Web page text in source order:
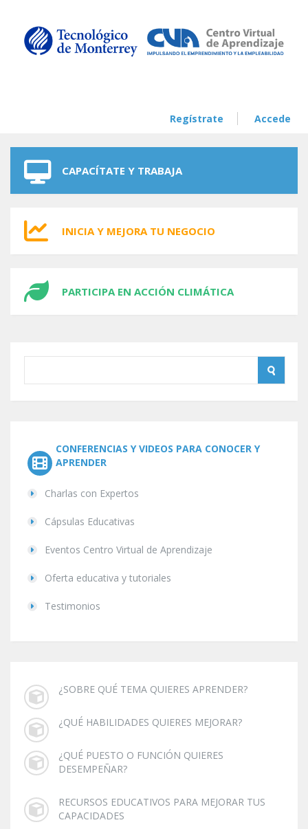
Regístrate Accede
CAPACÍTATE Y TRABAJA
INICIA Y MEJORA TU NEGOCIO
PARTICIPA EN ACCIÓN CLIMÁTICA
CONFERENCIAS Y VIDEOS PARA CONOCER Y
APRENDER
Charlas con Expertos
Cápsulas Educativas
Eventos Centro Virtual de Aprendizaje
Oferta educativa y tutoriales
Testimonios
¿SOBRE QUÉ TEMA QUIERES APRENDER?
¿QUÉ HABILIDADES QUIERES MEJORAR?
¿QUÉ PUESTO O FUNCIÓN QUIERES
DESEMPEÑAR?
RECURSOS EDUCATIVOS PARA MEJORAR TUS
CAPACIDADES